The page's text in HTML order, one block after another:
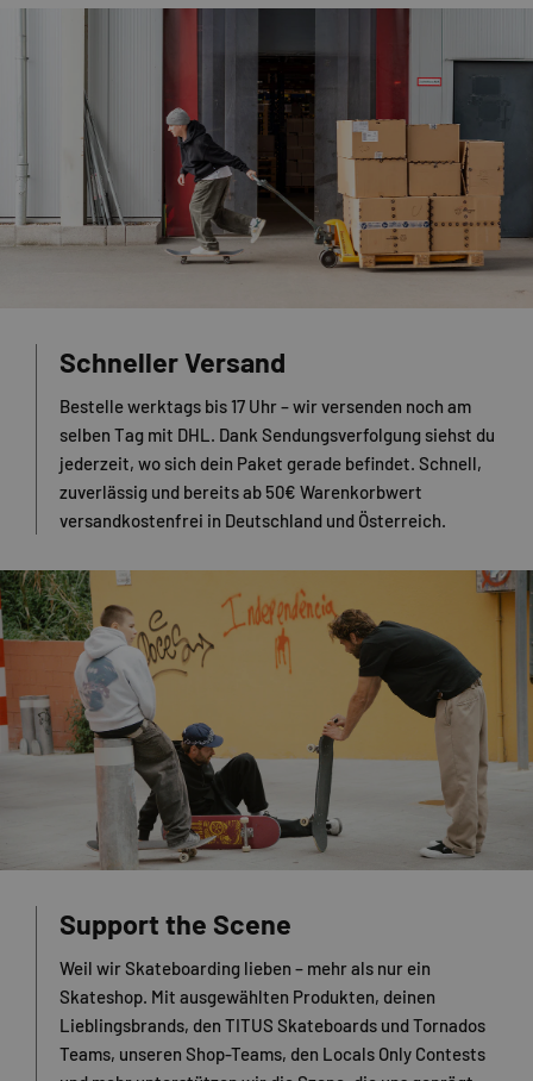
Schneller Versand
Bestelle werktags bis 17 Uhr – wir versenden noch am
selben Tag mit DHL. Dank Sendungsverfolgung siehst du
jederzeit, wo sich dein Paket gerade befindet. Schnell,
zuverlässig und bereits ab 50€ Warenkorbwert
versandkostenfrei in Deutschland und Österreich.
Support the Scene
Weil wir Skateboarding lieben – mehr als nur ein
Skateshop. Mit ausgewählten Produkten, deinen
Lieblingsbrands, den TITUS Skateboards und Tornados
Teams, unseren Shop-Teams, den Locals Only Contests